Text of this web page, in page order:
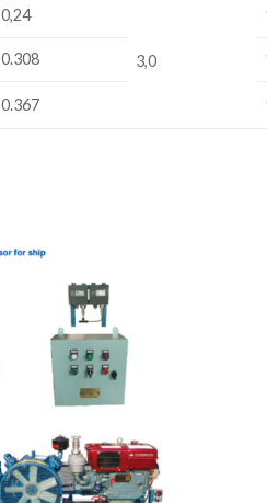
0,24
3,0
0.308
0.367